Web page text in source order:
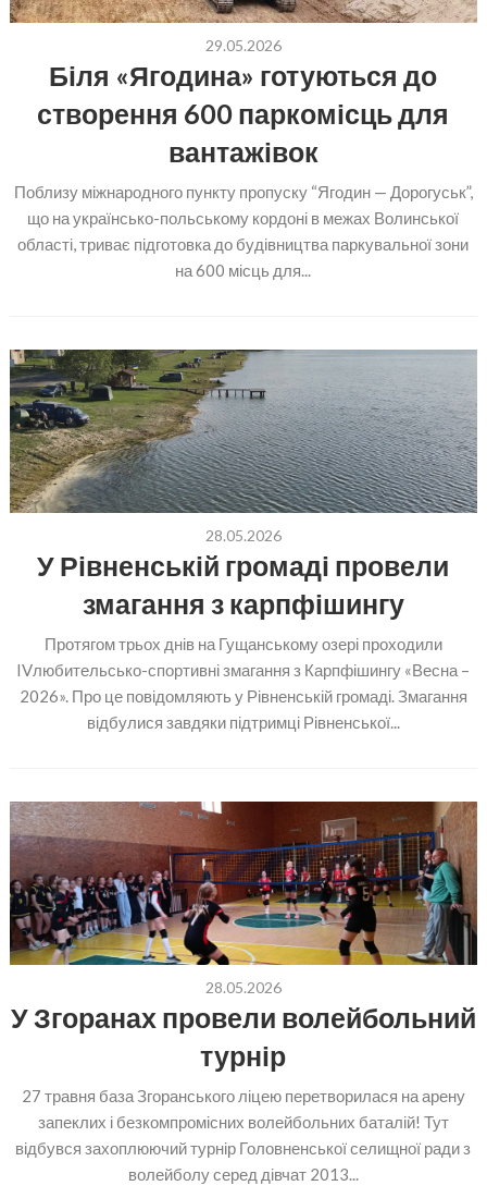
29.05.2026
Біля «Ягодина» готуються до
створення 600 паркомісць для
вантажівок
Поблизу міжнародного пункту пропуску “Ягодин — Дорогуськ”,
що на українсько-польському кордоні в межах Волинської
області, триває підготовка до будівництва паркувальної зони
на 600 місць для...
28.05.2026
У Рівненській громаді провели
змагання з карпфішингу
Протягом трьох днів на Гущанському озері проходили
IVлюбительсько-спортивні змагання з Карпфішингу «Весна –
2026». Про це повідомляють у Рівненській громаді. Змагання
відбулися завдяки підтримці Рівненської...
28.05.2026
У Згоранах провели волейбольний
турнір
27 травня база Згоранського ліцею перетворилася на арену
запеклих і безкомпромісних волейбольних баталій! Тут
відбувся захоплюючий турнір Головненської селищної ради з
волейболу серед дівчат 2013...